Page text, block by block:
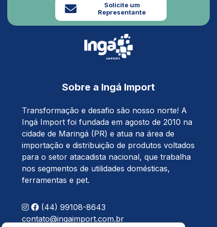
Solicite um
Representante
Sobre a Ingá Import
Transformação e desafio são nosso norte! A
Ingá Import foi fundada em agosto de 2010 na
cidade de Maringá (PR) e atua na área de
importação e distribuição de produtos voltados
para o setor atacadista nacional, que trabalha
nos segmentos de utilidades domésticas,
ferramentas e pet.
(44) 99108-8643
contato@ingaimport.com.br